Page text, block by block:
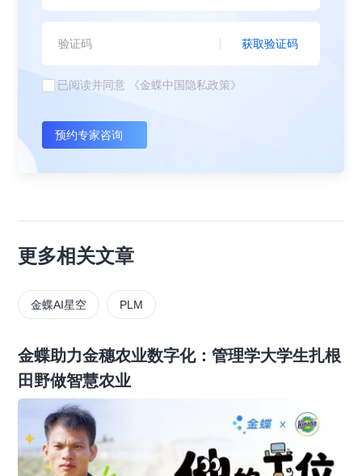
获取验证码
已阅读并同意 《金蝶中国隐私政策》
预约专家咨询
更多相关文章
金蝶AI星空 PLM
金蝶助力金穗农业数字化：管理学大学生扎根
田野做智慧农业